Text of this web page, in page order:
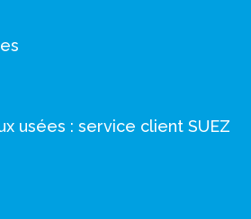
usées : service client SUEZ